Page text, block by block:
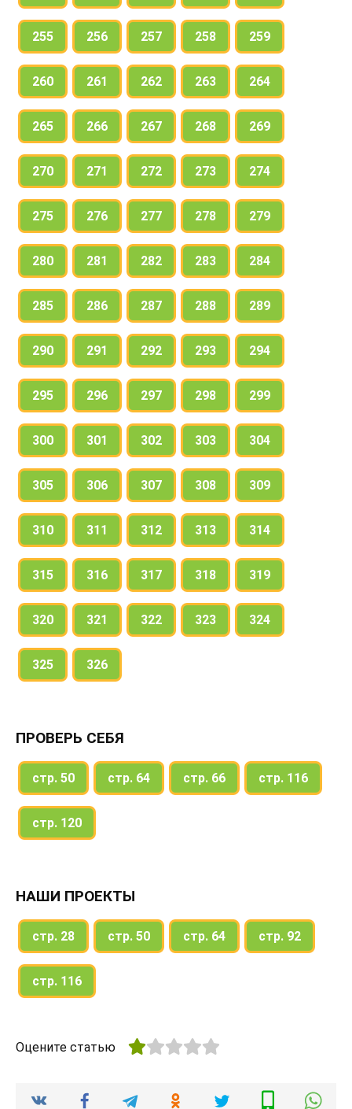
255 256 257 258 259
260 261 262 263 264
265 266 267 268 269
270 271 272 273 274
275 276 277 278 279
280 281 282 283 284
285 286 287 288 289
290 291 292 293 294
295 296 297 298 299
300 301 302 303 304
305 306 307 308 309
310 311 312 313 314
315 316 317 318 319
320 321 322 323 324
325 326
ПРОВЕРЬ СЕБЯ
стр. 50 стр. 64 стр. 66 стр. 116
стр. 120
НАШИ ПРОЕКТЫ
стр. 28 стр. 50 стр. 64 стр. 92
стр. 116
Оцените статью